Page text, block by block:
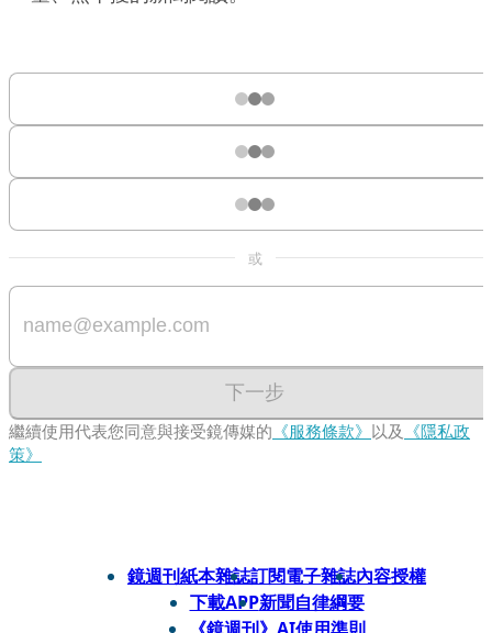
或
下一步
繼續使用代表您同意與接受鏡傳媒的 《服務條款》 以及 《隱私政
策》
鏡週刊紙本雜誌訂閱電子雜誌內容授權
下載APP新聞自律綱要